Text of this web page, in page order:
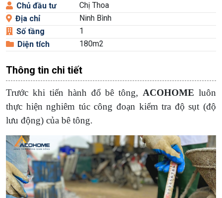
Chủ đầu tư
Chị Thoa
Địa chỉ
Ninh Bình
Số tầng
1
Diện tích
180m2
Thông tin chi tiết
Trước khi tiến hành đổ bê tông,ACOHOME luôn
thực hiện nghiêm túc công đoạn kiểm tra độ sụt (độ
lưu động) của bê tông.